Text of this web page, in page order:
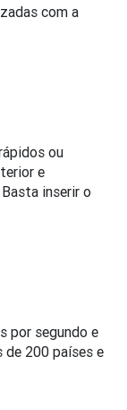
com a
ou
e
inserir o
por segundo e
de 200 países e